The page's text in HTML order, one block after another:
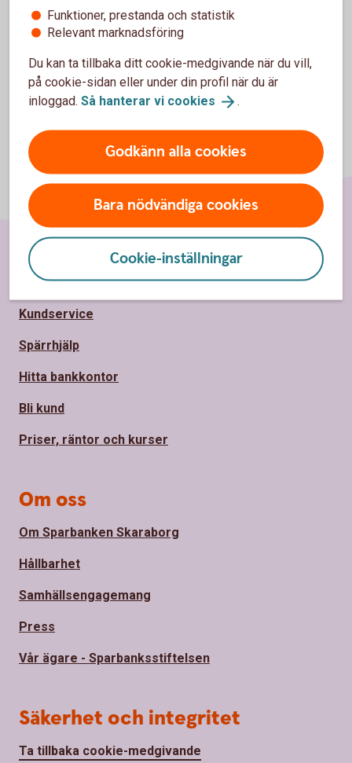
Avbryt
Funktioner, prestanda och statistik
Relevant marknadsföring
Du kan ta tillbaka ditt cookie-medgivande när du vill,
på cookie-sidan eller under din profil när du är
inloggad. Så hanterar vi cookies .
Godkänn alla cookies
Bara nödvändiga cookies
Cookie-inställningar
Sidfot
Hitta snabbt
Kundservice
Spärrhjälp
Hitta bankkontor
Bli kund
Priser, räntor och kurser
Om oss
Om Sparbanken Skaraborg
Hållbarhet
Samhällsengagemang
Press
Vår ägare - Sparbanksstiftelsen
Säkerhet och integritet
Ta tillbaka cookie-medgivande